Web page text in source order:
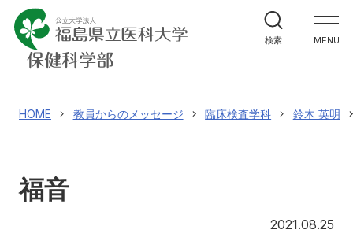
MENU
学部案内
学科紹介
大学院案内
教員メッセージ
検索
HOME 教員からのメッセージ 臨床検査学科 鈴木 英明
福音
2021.08.25